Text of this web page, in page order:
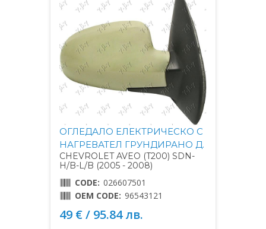
ОГЛЕДАЛО ЕЛЕКТРИЧЕСКО С
НАГРЕВАТЕЛ ГРУНДИРАНО Д.
CHEVROLET AVEO (T200) SDN-
H/B-L/B (2005 - 2008)
CODE: 026607501
OEM CODE: 96543121
49 € / 95.84 лв.